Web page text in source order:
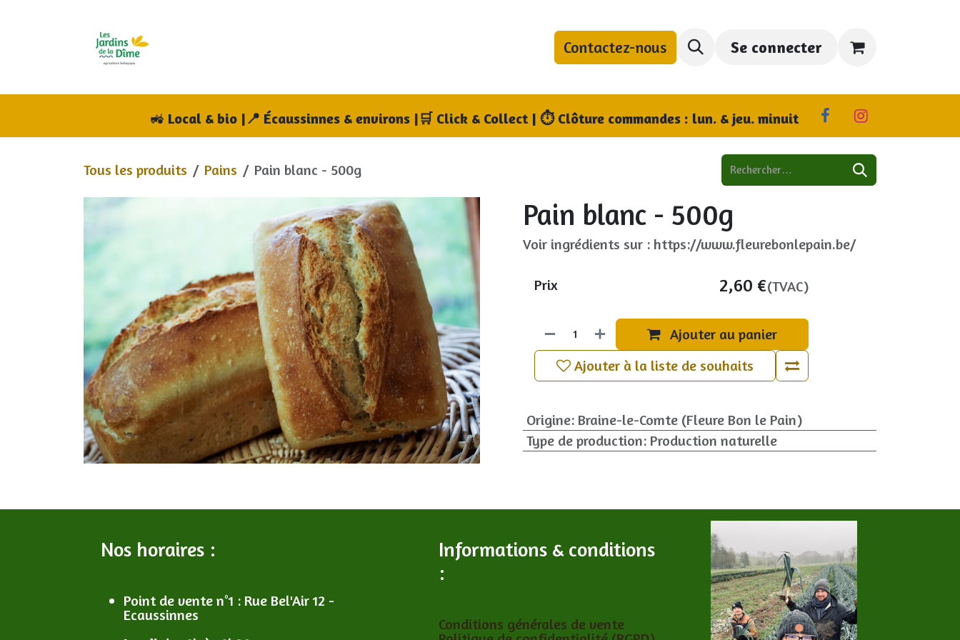
Qui sommes-nous ? Où nous trouver
Contactez-nous Se connecter
🚜 Local & bio |📍 Écaussinnes & environs |🛒 Click & Collect | ⏱ Clôture commandes : lun. & jeu. minuit
Tous les produits Pains Pain blanc - 500g
Pain blanc - 500g
Voir ingrédients sur : https://www.fleurebonlepain.be/
Ajouter au panier
Ajouter à la liste de souhaits
Prix 2,60 €(TVAC)
Origine: Braine-le-Comte (Fleure Bon le Pain)
Type de production: Production naturelle
Nos horaires :
Point de vente n°1 : Rue Bel'Air 12 -
Ecaussinnes
Informations & conditions
:
Conditions générales de vente